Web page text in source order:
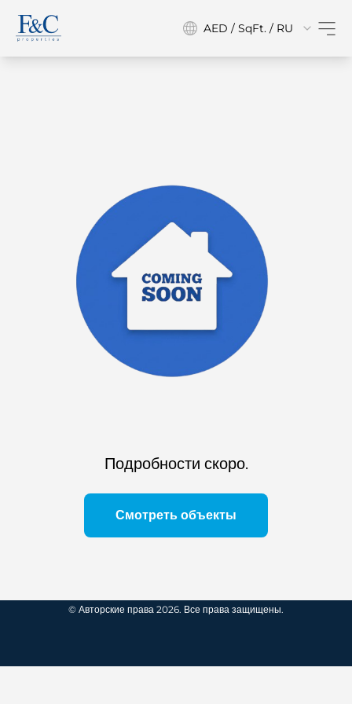
AED / SqFt. / RU
Подробности скоро.
Смотреть объекты
© Авторские права 2026. Все права защищены.